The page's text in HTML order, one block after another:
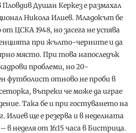
Душан Керкез е размахал
Никола Илиев. Младокът бе
ЦСКА 1948, но засега не успява
при жълто-черните и да
място. При това напоследък
проблеми, но 20-
футболист отново не проби в
въпреки че може да играе
Така бе и при гостуването на
Илиев ще е резерва и в неделната
в неделя от 16:15 часа в Бистрица.